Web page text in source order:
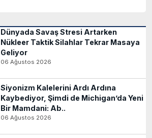
Dünyada Savaş Stresi Artarken
Nükleer Taktik Silahlar Tekrar Masaya
Geliyor
06 Ağustos 2026
Siyonizm Kalelerini Ardı Ardına
Kaybediyor, Şimdi de Michigan’da Yeni
Bir Mamdani: Ab..
06 Ağustos 2026